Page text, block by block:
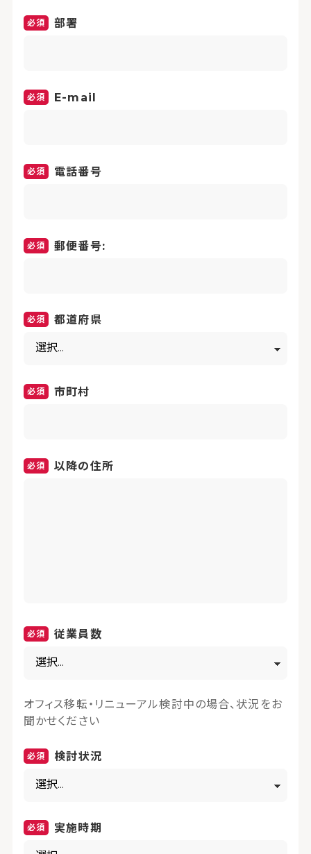
部署
E-mail
電話番号
郵便番号:
都道府県
市町村
以降の住所
従業員数
オフィス移転・リニューアル検討中の場合、状況をお
聞かせください
検討状況
実施時期